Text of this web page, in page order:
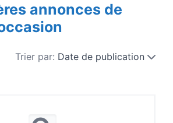
annonces de
Trier par: Date de publication